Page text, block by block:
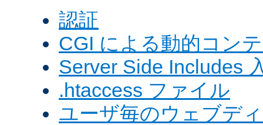
認証
CGI による動的コン
Server Side Includes
.htaccess ファイル
ユーザ毎のウェブデ